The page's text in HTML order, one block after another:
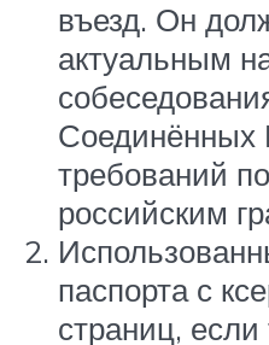
въезд. Он
актуальным
Соединённых
требований
российским
паспорта с
страниц,